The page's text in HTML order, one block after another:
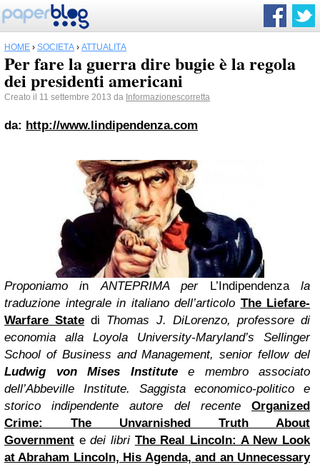
HOME › SOCIETÀ › ATTUALITÀ
Per fare la guerra dire bugie è la regola
dei presidenti americani
Creato il 11 settembre 2013 da Informazionescorretta
da: http://www.lindipendenza.com
Proponiamo in ANTEPRIMA perL’Indipendenzala
traduzione integrale in italiano dell’articolo The Liefare-
Warfare State di Thomas J. DiLorenzo, professore di
economia alla Loyola University-Maryland’s Sellinger
School of Business and Management, senior fellow del
Ludwig von Mises Institutee membro associato
dell’Abbeville Institute. Saggista economico-politico e
storico indipendente autore del recente Organized
Crime: The Unvarnished Truth About
Government edei libri The Real Lincoln: A New Look
at Abraham Lincoln, His Agenda, and an Unnecessary